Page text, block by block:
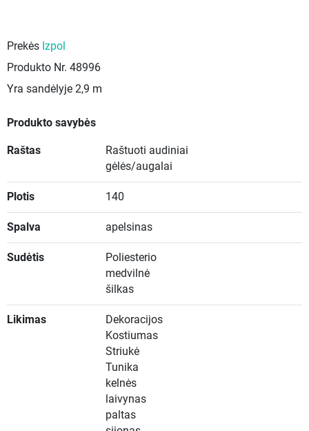
Prekės Izpol
Produkto Nr. 48996
Yra sandėlyje 2,9 m
Produkto savybės
Raštas
Raštuoti audiniai
gėlės/augalai
Plotis 140
Spalva apelsinas
Sudėtis
Poliesterio
medvilnė
šilkas
Likimas
Dekoracijos
Kostiumas
Striukė
Tunika
kelnės
laivynas
paltas